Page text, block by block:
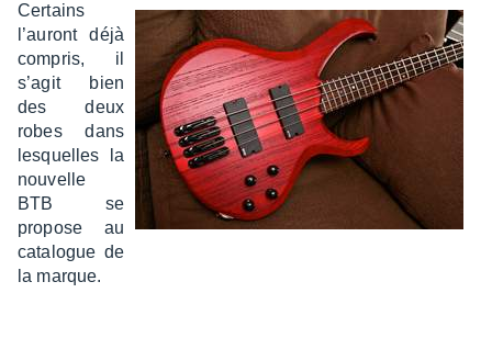
Certains
l’au­ront déjà
compris, il
s’agit bien
des deux
robes dans
lesquelles la
nouvelle
BTB se
propose au
cata­logue de
la marque.